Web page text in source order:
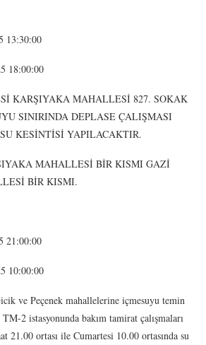
13:30:00
18:00:00
KARŞIYAKA MAHALLESİ 827. SOKAK
SINIRINDA DEPLASE ÇALIŞMASI
KESİNTİSİ YAPILACAKTIR.
MAHALLESİ BİR KISMI GAZİ
BİR KISMI.
21:00:00
10:00:00
ve Peçenek mahallelerine içmesuyu temin
2 istasyonunda bakım tamirat çalışmaları
21.00 ortası ile Cumartesi 10.00 ortasında su